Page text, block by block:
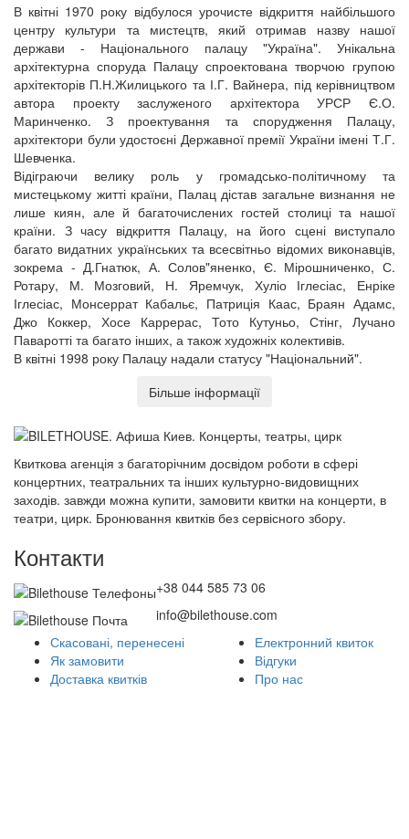
В квітні 1970 року відбулося урочисте відкриття найбільшого
центру культури та мистецтв, який отримав назву нашої
держави - Національного палацу "Україна". Унікальна
архітектурна споруда Палацу спроектована творчою групою
архітекторів П.Н.Жилицького та І.Г. Вайнера, під керівництвом
автора проекту заслуженого архітектора УРСР Є.О.
Маринченко. З проектування та спорудження Палацу,
архітектори були удостоєні Державної премії України імені Т.Г.
Шевченка.
Відіграючи велику роль у громадсько-політичному та
мистецькому житті країни, Палац дістав загальне визнання не
лише киян, але й багаточислених гостей столиці та нашої
країни. З часу відкриття Палацу, на його сцені виступало
багато видатних українських та всесвітньо відомих виконавців,
зокрема - Д.Гнатюк, А. Солов"яненко, Є. Мірошниченко, С.
Ротару, М. Мозговий, Н. Яремчук, Хуліо Іглесіас, Енріке
Іглесіас, Монсеррат Кабальє, Патриція Каас, Браян Адамс,
Джо Коккер, Хосе Каррерас, Тото Кутуньо, Стінг, Лучано
Паваротті та багато інших, а також художніх колективів.
В квітні 1998 року Палацу надали статусу "Національний".
Більше інформації
Квиткова агенція з багаторічним досвідом роботи в сфері
концертних, театральних та інших культурно-видовищних
заходів. завжди можна купити, замовити квитки на концерти, в
театри, цирк. Бронювання квитків без сервісного збору.
Контакти
+38 044 585 73 06
info@bilethouse.com
Скасовані, перенесені
Як замовити
Доставка квитків
Електронний квиток
Відгуки
Про нас